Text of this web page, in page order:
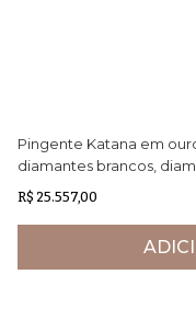
Pingente Katana em
diamantes brancos,
negra
R$ 25.557,00